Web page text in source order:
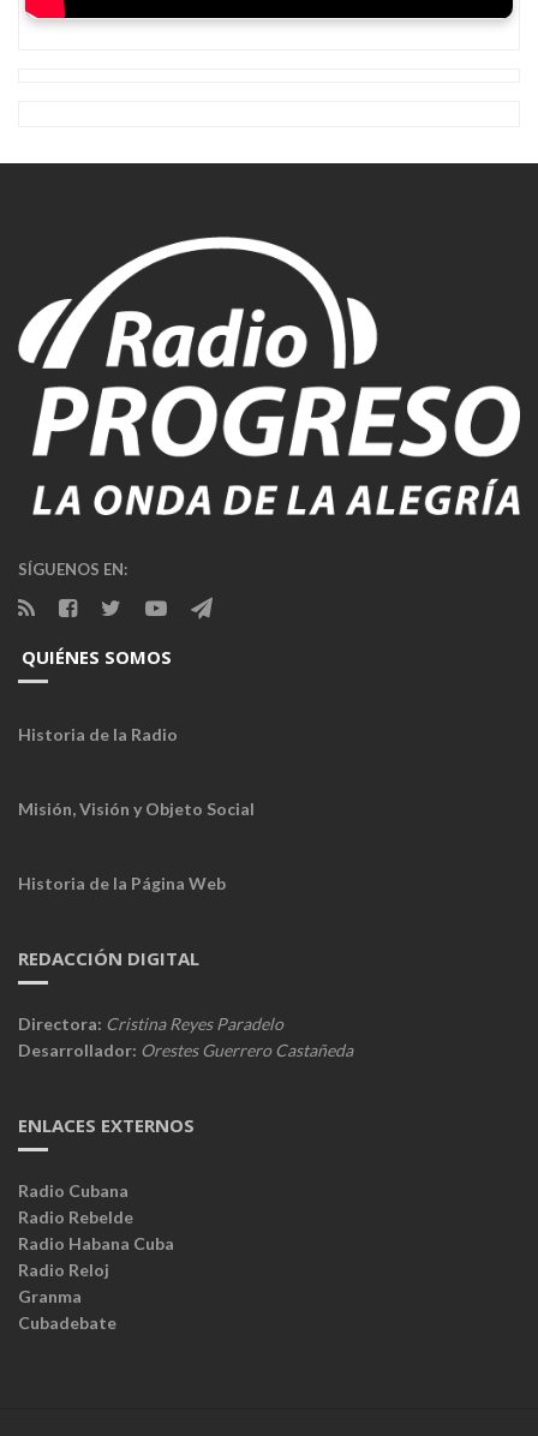
SÍGUENOS EN:
QUIÉNES SOMOS
Historia de la Radio
Misión, Visión y Objeto Social
Historia de la Página Web
REDACCIÓN DIGITAL
Directora: Cristina Reyes Paradelo
Desarrollador: Orestes Guerrero Castañeda
ENLACES EXTERNOS
Radio Cubana
Radio Rebelde
Radio Habana Cuba
Radio Reloj
Granma
Cubadebate